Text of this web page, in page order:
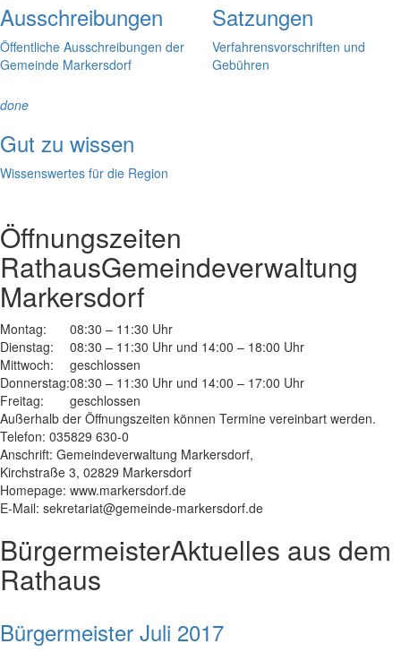
Ausschreibungen
Öffentliche Ausschreibungen der
Gemeinde Markersdorf
Satzungen
Verfahrensvorschriften und
Gebühren
done
Gut zu wissen
Wissenswertes für die Region
Öffnungszeiten
RathausGemeindeverwaltung
Markersdorf
Montag:
08:30 – 11:30 Uhr
Dienstag:
08:30 – 11:30 Uhr und 14:00 – 18:00 Uhr
Mittwoch:
geschlossen
Donnerstag:08:30 – 11:30 Uhr und 14:00 – 17:00 Uhr
Freitag:
geschlossen
Außerhalb der Öffnungszeiten können Termine vereinbart werden.
Telefon: 035829 630-0
Anschrift: Gemeindeverwaltung Markersdorf,
Kirchstraße 3, 02829 Markersdorf
Homepage: www.markersdorf.de
E-Mail: sekretariat@gemeinde-markersdorf.de
BürgermeisterAktuelles aus dem
Rathaus
Bürgermeister Juli 2017